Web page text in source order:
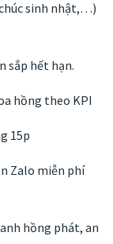
sinh nhật,…)
sắp hết hạn.
hồng theo KPI
15p
Zalo miễn phí
hồng phát, an